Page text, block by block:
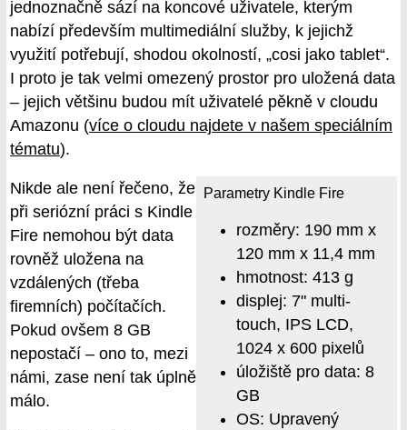
jednoznačně sází na koncové uživatele, kterým
nabízí především multimediální služby, k jejichž
využití potřebují, shodou okolností, „cosi jako tablet“.
I proto je tak velmi omezený prostor pro uložená data
– jejich většinu budou mít uživatelé pěkně v cloudu
Amazonu (více o cloudu najdete v našem speciálním
tématu).
Parametry Kindle Fire
rozměry: 190 mm x
120 mm x 11,4 mm
hmotnost: 413 g
displej: 7" multi-
touch, IPS LCD,
1024 x 600 pixelů
úložiště pro data: 8
GB
OS: Upravený
Nikde ale není řečeno, že
při seriózní práci s Kindle
Fire nemohou být data
rovněž uložena na
vzdálených (třeba
firemních) počítačích.
Pokud ovšem 8 GB
nepostačí – ono to, mezi
námi, zase není tak úplně
málo.